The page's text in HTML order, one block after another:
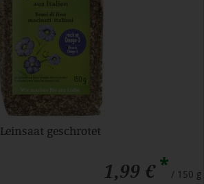
Leinsaat geschrotet
1,99 €* / 150 g